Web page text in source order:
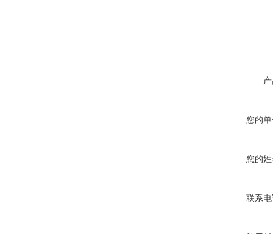
您的
您的
联系